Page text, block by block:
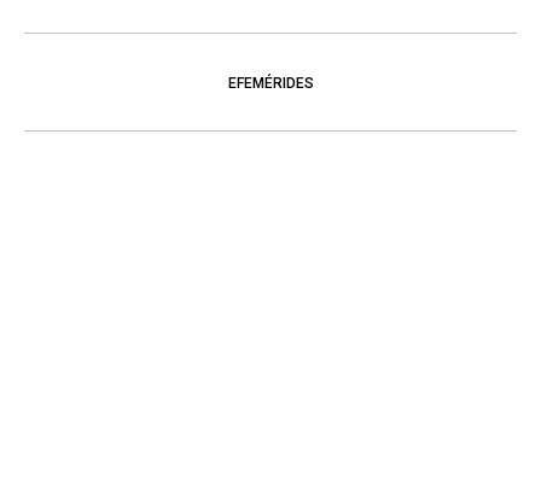
EFEMÉRIDES